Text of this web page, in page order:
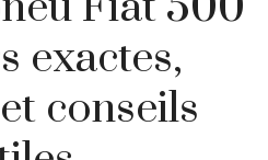
exactes,
conseils